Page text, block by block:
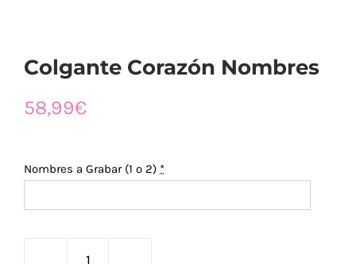
Colgante Corazón Nombres
58,99€
Nombres a Grabar (1 o 2) *